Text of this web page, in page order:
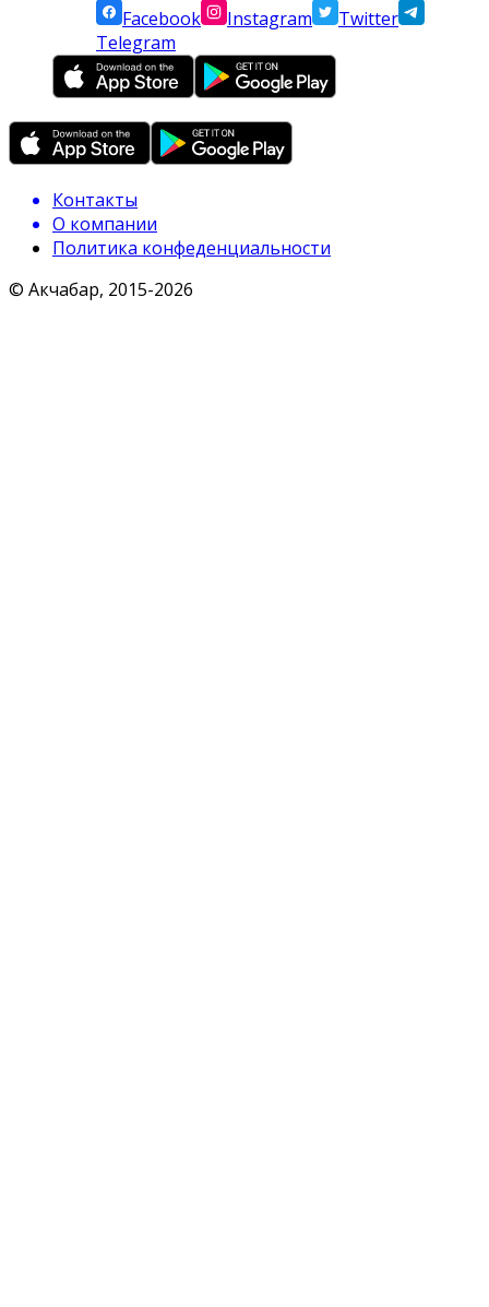
Facebook
Instagram
Twitter
Telegram
Контакты
О компании
Политика конфеденциальности
© Акчабар, 2015-2026